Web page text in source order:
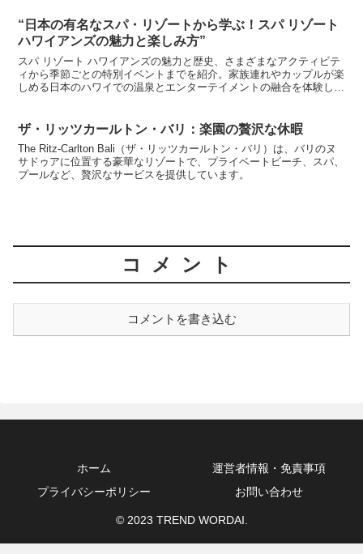
“日本の有名なスパ・リゾートから学ぶ！スパ リゾート
ハワイアンズの魅力と楽しみ方”
スパ リゾート ハワイアンズの魅力と歴史、さまざまなアクティビテ
ィから季節ごとの特別イベントまでを紹介。家族連れやカップルが楽
しめる日本のハワイでの温泉とエンターテイメントの融合を体験しま
ザ・リッツカールトン・バリ：楽園の贅沢な休暇
The Ritz-Carlton Bali（ザ・リッツカールトン・バリ）は、バリのヌ
サドゥアに位置する豪華なリゾートで、プライベートビーチ、スパ、
プールなど、贅沢なサービスを提供しています。
コメント
コメントを書き込む
ホーム
運営者情報・免責事項
プライバシーポリシー
お問い合わせ
© 2023 TREND WORDAI.